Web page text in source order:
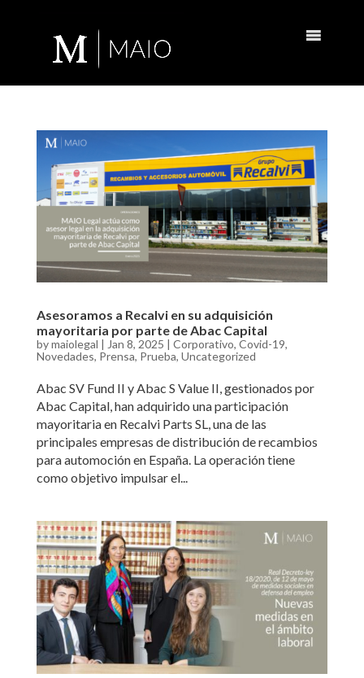
Asesoramos a Recalvi en su adquisición
mayoritaria por parte de Abac Capital
bymaiolegal | Jan 8, 2025 | Corporativo, Covid-19,
Novedades, Prensa, Prueba, Uncategorized
Abac SV Fund II y Abac S Value II, gestionados por
Abac Capital, han adquirido una participación
mayoritaria en Recalvi Parts SL, una de las
principales empresas de distribución de recambios
para automoción en España. La operación tiene
como objetivo impulsar el...